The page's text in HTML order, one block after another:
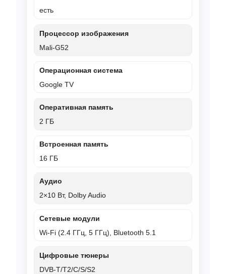
есть
Процессор изображения
Mali-G52
Операционная система
Google TV
Оперативная память
2 ГБ
Встроенная память
16 ГБ
Аудио
2×10 Вт, Dolby Audio
Сетевые модули
Wi‑Fi (2.4 ГГц, 5 ГГц), Bluetooth 5.1
Цифровые тюнеры
DVB-T/T2/C/S/S2